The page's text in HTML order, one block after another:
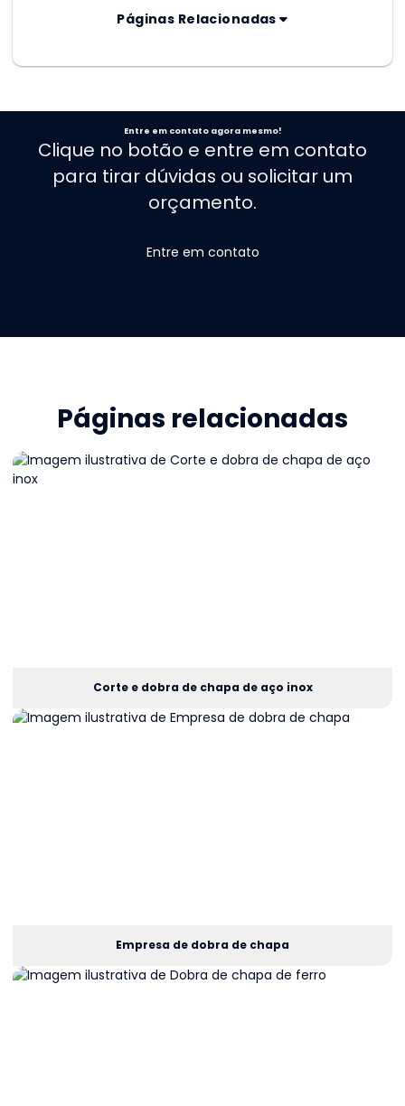
Páginas Relacionadas
Entre em contato agora mesmo!
Clique no botão e entre em contato
para tirar dúvidas ou solicitar um
orçamento.
Entre em contato
Páginas relacionadas
Corte e dobra de chapa de aço inox
Empresa de dobra de chapa